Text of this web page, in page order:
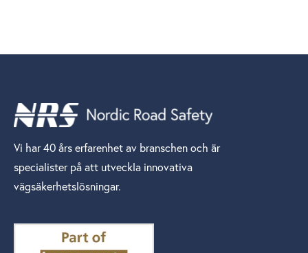
Vi har 40 års erfarenhet av branschen och är
specialister på att utveckla innovativa
vägsäkerhetslösningar.